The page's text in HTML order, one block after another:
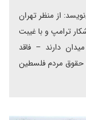
از منظر تهران
ترامپ و با غیبت
دارند – فاقد
مردم فلسطین